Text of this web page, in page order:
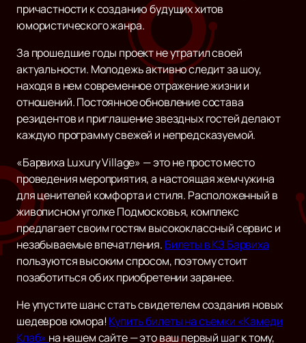
причастности к созданию будущих хитов
юмористического жанра.
За прошедшие годы проект не утратил своей
актуальности. Молодежь активно следит за шоу,
находя в нем современное отражение жизни и
отношений. Постоянное обновление состава
резидентов и приглашение звездных гостей делают
каждую программу свежей и непредсказуемой.
«Барвиха Luxury Village» — это не просто место
проведения мероприятия, а настоящая жемчужина
для ценителей комфорта и стиля. Расположенный в
живописном уголке Подмосковья, комплекс
предлагает своим гостям высококлассный сервис и
незабываемые впечатления. Билеты в КЗ Барвиха
пользуются высоким спросом, поэтому стоит
позаботиться об их приобретении заранее.
Не упустите шанс стать свидетелем создания новых
шедевров юмора!Купить билеты на съемки «Камеди
Клаб» на нашем сайте — это ваш первый шаг к тому,